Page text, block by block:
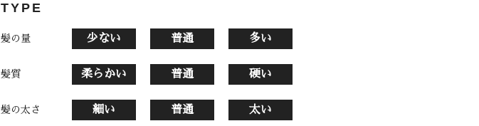
TYPE
髪の量 少ない 普通 多い
髪質 柔らかい 普通 硬い
髪の太さ 細い 普通 太い